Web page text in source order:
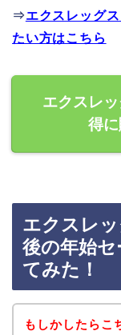
⇒エクスレッグ
たい方はこちら
エクスレ
得
エクスレ
後の年始
てみた！
もしかしたらこ